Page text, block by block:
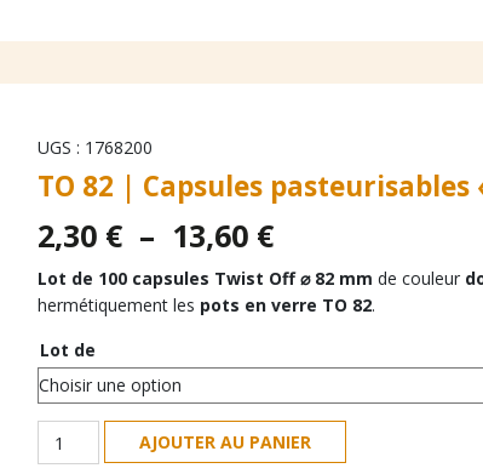
UGS : 1768200
TO 82 | Capsules pasteurisables
2,30 € – 13,60 €Plage
de
prix :
2,30 €
13,60 €
Lot de 100 capsules Twist Off⌀ 82 mmde couleur
hermétiquement les pots en verre TO 82.
Lot de
quantité
de
AJOUTER AU PANIER